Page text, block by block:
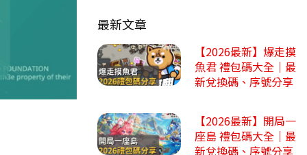
最新文章
【2026最新】爆走摸
魚君 禮包碼大全｜最
新兌換碼、序號分享
【2026最新】開局一
座島 禮包碼大全｜最
新兌換碼、序號分享